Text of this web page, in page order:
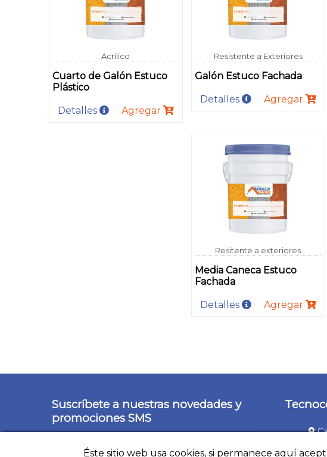
Acrilico
Cuarto de Galón Estuco
Plástico
Detalles Agregar
Resistente a Exteriores
Galón Estuco Fachada
Detalles Agregar
Resitente a exteriores
Media Caneca Estuco
Fachada
Detalles Agregar
Suscríbete a nuestras novedades y
promociones SMS
Éste sitio web usa cookies, si permanece aquí